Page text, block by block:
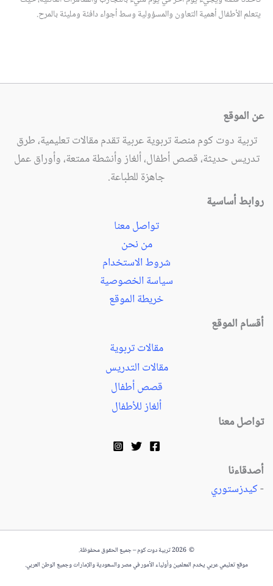
يتعلم الأطفال أهمية التعاون والمسؤولية وسط أجواء دافئة ومليئة بالمرح.
عن الموقع
تربية دوت كوم منصة تربوية عربية تقدم مقالات تعليمية، طرق
تدريس حديثة، قصص أطفال، ألغاز وأنشطة ممتعة، وأوراق عمل
جاهزة للطباعة.
روابط أساسية
تواصل معنا
من نحن
شروط الاستخدام
سياسة الخصوصية
خريطة الموقع
أقسام الموقع
مقالات تربوية
مقالات التدريس
قصص أطفال
ألغاز للأطفال
تواصل معنا
أصدقاءنا
-كيدزستوري
© 2026 تربية دوت كوم – جميع الحقوق محفوظة.
موقع تعليمي عربي يخدم المعلمين وأولياء الأمور في مصر والسعودية والإمارات وجميع الوطن العربي.